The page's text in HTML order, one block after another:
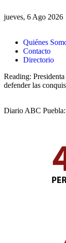
jueves, 6 Ago 2026
Quiénes
Contacto
Directorio
Reading:
defender las
Diario ABC Puebla: